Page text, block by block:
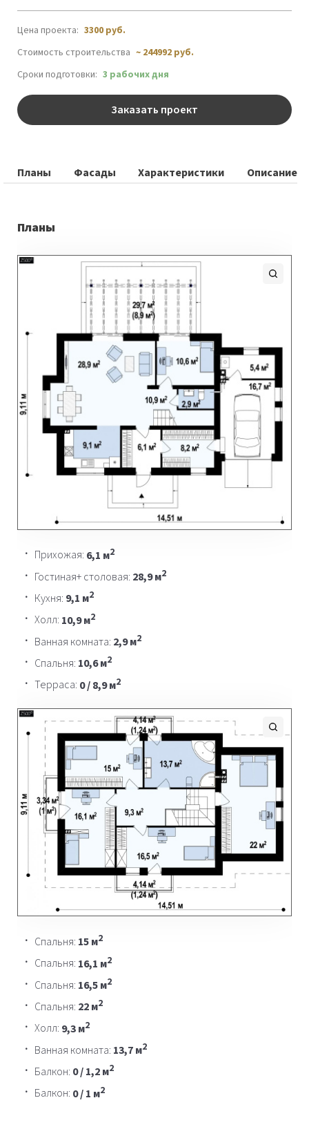
Цена проекта: 3300 руб.
Стоимость строительства ~ 244992 руб.
Сроки подготовки: 3 рабочих дня
Заказать проект
Планы Фасады Характеристики Описание
Планы
Прихожая: 6,1 м2
Гостиная+ столовая: 28,9 м2
Кухня: 9,1 м2
Холл: 10,9 м2
Ванная комната: 2,9 м2
Спальня: 10,6 м2
Терраса: 0 / 8,9 м2
Спальня: 15 м2
Спальня: 16,1 м2
Спальня: 16,5 м2
Спальня: 22 м2
Холл: 9,3 м2
Ванная комната: 13,7 м2
Балкон: 0 / 1,2 м2
Балкон: 0 / 1 м2